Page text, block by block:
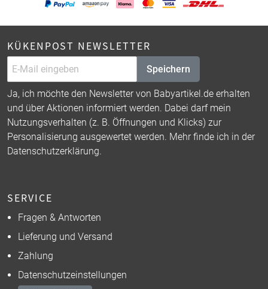
KÜKENPOST NEWSLETTER
Speichern
Ja, ich möchte den Newsletter von Babyartikel.de erhalten
und über Aktionen informiert werden. Dabei darf mein
Nutzungsverhalten (z. B. Öffnungen und Klicks) zur
Personalisierung ausgewertet werden. Mehr finde ich in der
Datenschutzerklärung.
SERVICE
Fragen & Antworten
Lieferung und Versand
Zahlung
Datenschutzeinstellungen